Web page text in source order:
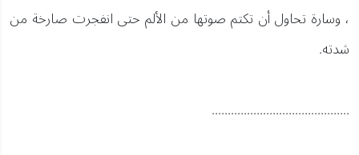
، وسارة تحاول أن تكتم صوتها من الألم حتى انفجرت صارخة من
شدته.
...........................................